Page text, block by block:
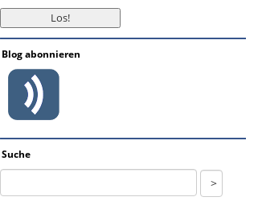
Blog abonnieren
Suche